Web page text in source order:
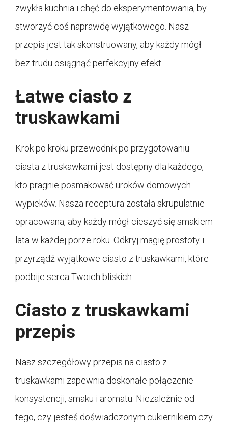
zwykła kuchnia i chęć do eksperymentowania, by
stworzyć coś naprawdę wyjątkowego. Nasz
przepis jest tak skonstruowany, aby każdy mógł
bez trudu osiągnąć perfekcyjny efekt.
Łatwe ciasto z
truskawkami
Krok po kroku przewodnik po przygotowaniu
ciasta z truskawkami jest dostępny dla każdego,
kto pragnie posmakować uroków domowych
wypieków. Nasza receptura została skrupulatnie
opracowana, aby każdy mógł cieszyć się smakiem
lata w każdej porze roku. Odkryj magię prostoty i
przyrządź wyjątkowe ciasto z truskawkami, które
podbije serca Twoich bliskich.
Ciasto z truskawkami
przepis
Nasz szczegółowy przepis na ciasto z
truskawkami zapewnia doskonałe połączenie
konsystencji, smaku i aromatu. Niezależnie od
tego, czy jesteś doświadczonym cukiernikiem czy